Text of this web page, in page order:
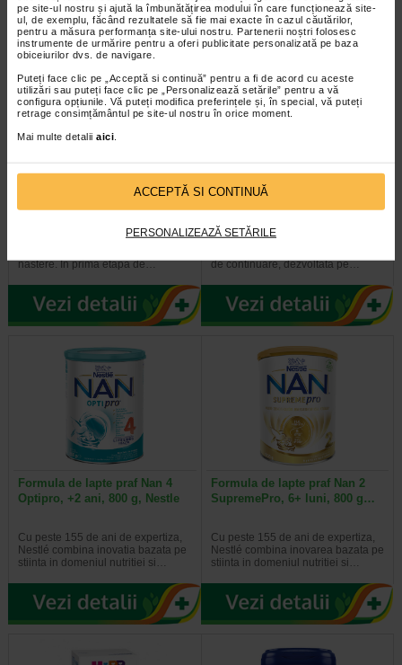
pe site-ul nostru și ajută la îmbunătățirea modului în care funcționează site-
ul, de exemplu, făcând rezultatele să fie mai exacte în cazul căutărilor,
pentru a măsura performanța site-ului nostru. Partenerii noștri folosesc
instrumente de urmărire pentru a oferi publicitate personalizată pe baza
obiceiurilor dvs. de navigare.
Puteți face clic pe „Acceptă si continuă” pentru a fi de acord cu aceste
utilizări sau puteți face clic pe „Personalizează setările” pentru a vă
configura opțiunile. Vă puteți modifica preferințele și, în special, vă puteți
retrage consimțământul pe site-ul nostru în orice moment.
Mai multe detalii aici
ACCEPTĂ SI CONTINUĂ
PERSONALIZEAZĂ SETĂRILE
Lapte formula Milumil 1, 0-6
Lapte formula de inceput, cu
nastere. In prima etapa de…
Formula de lapte praf Nan 3
SupremePro, 12+ luni, 800 g…
NAN® SUPREMEpro 3 este cea
de continuare, dezvoltata pe…
Formula de lapte praf Nan 4
Optipro, +2 ani, 800 g, Nestle
Cu peste 155 de ani de expertiza,
Nestlé combina inovatia bazata pe
stiinta in domeniul nutritiei si…
Formula de lapte praf Nan 2
SupremePro, 6+ luni, 800 g…
Cu peste 155 de ani de expertiza,
Nestlé combina inovarea bazata pe
stiinta in domeniul nutritiei si…